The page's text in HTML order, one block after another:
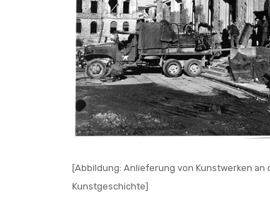
[Abbildung: Anlieferung von Kunstwerken
Kunstgeschichte]